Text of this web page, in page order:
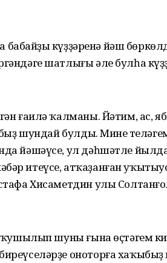
бабайҙың күҙҙәренә йәш
шатлығы әле булһа
ғаилә ҡалманы. Йәтим, ас,
шундай булды. Минең
йәшәүсе, ул дәһшәтле
итеүсе, атҡаҙанған
Хисаметдин улы
ҡушылып шуны ғына өҫтәгем
оноторға